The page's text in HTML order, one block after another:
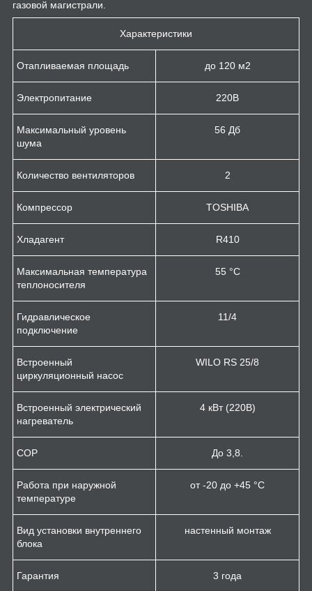
газовой магистрали.
Характеристики
Отапливаемая площадь до 120 м2
Электропитание 220В
Максимальный уровень
шума
56 Дб
Количество вентиляторов 2
Компрессор TOSHIBA
Хладагент R410
Максимальная температура
теплоносителя
55 °C
Гидравлическое
подключение
11/4
Встроенный
циркуляционный насос
WILO RS 25/8
Встроенный электрический
нагреватель
4 кВт (220В)
COP До 3,8.
Работа при наружной
температуре
от -20 до +45 °C
Вид установки внутреннего
блока
настенный монтаж
Гарантия 3 года